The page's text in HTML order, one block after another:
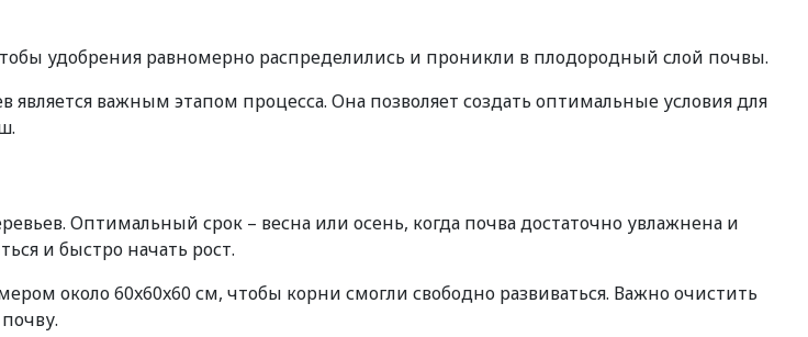
удобрения равномерно распределились и проникли в плодородный слой почвы.
важным этапом процесса. Она позволяет создать оптимальные условия для
Оптимальный срок – весна или осень, когда почва достаточно увлажнена и
и быстро начать рост.
около 60x60x60 см, чтобы корни смогли свободно развиваться. Важно очистить